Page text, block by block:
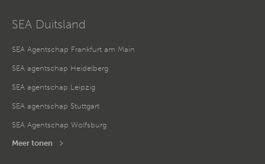
SEA Duitsland
SEA Agentschap Frankfurt am Main
SEA agentschap Heidelberg
SEA agentschap Leipzig
SEA agentschap Stuttgart
SEA Agentschap Wolfsburg
Meer tonen